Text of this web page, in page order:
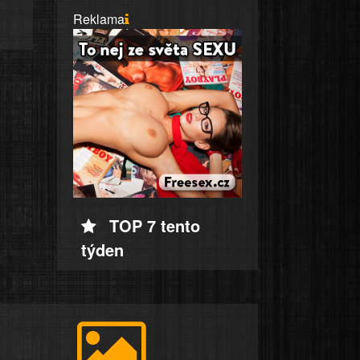
Reklama
TOP 7 tento
týden